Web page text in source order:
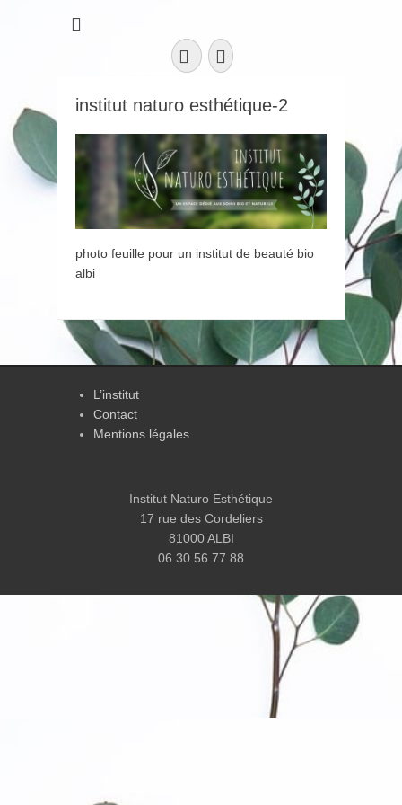
FacebookInstagram
institut naturo esthétique-2
photo feuille pour un institut de beauté bio
albi
L’institut
Contact
Mentions légales
Institut Naturo Esthétique
17 rue des Cordeliers
81000 ALBI
06 30 56 77 88